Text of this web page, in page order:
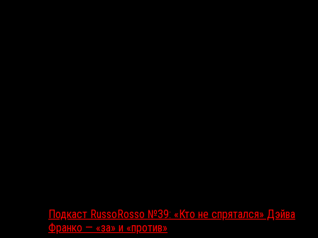
Подкаст RussoRosso №39: «Кто не спрятался» Дэйва
Франко — «за» и «против»